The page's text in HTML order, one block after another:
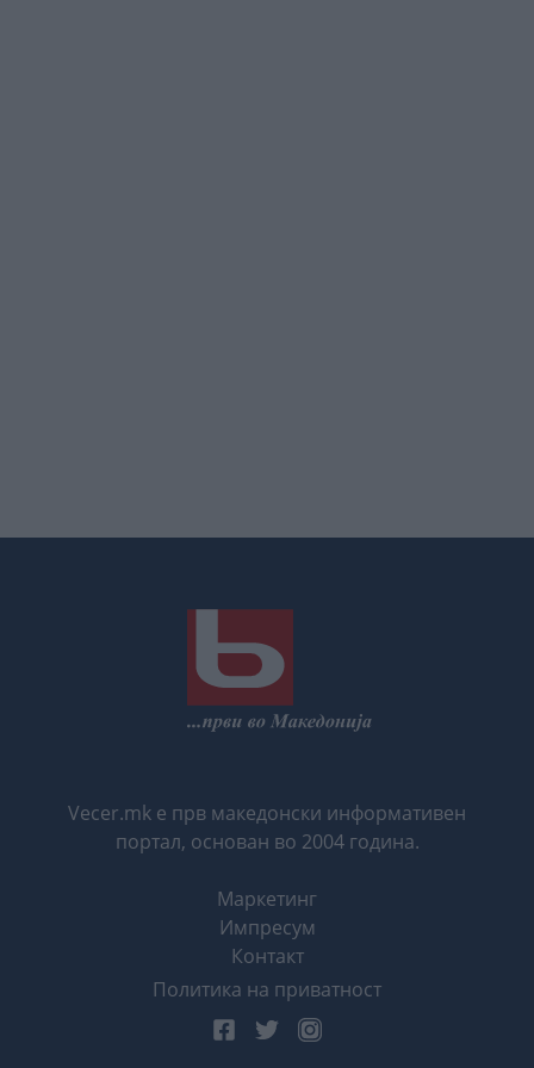
Vecer.mk е прв македонски информативен
портал, основан во 2004 година.
Маркетинг
Импресум
Контакт
Политика на приватност